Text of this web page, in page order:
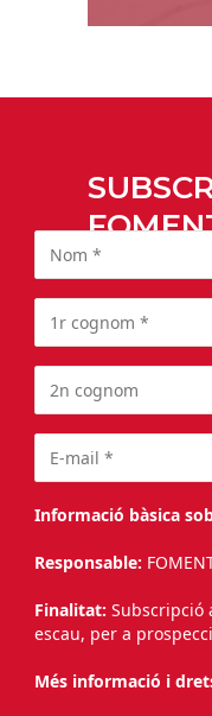
Informació bàsica
Responsable:
Finalitat:
escau, per a
Més informació i